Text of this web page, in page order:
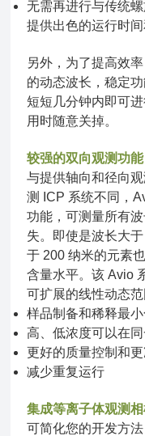
无需再进行与传统
提供出色的运行时
另外，为了提高效
的动态波长，稳定
短短几分钟内即可
用时随意关掉。
较强的双向观测功能
与提供轴向和径向
测 ICP 系统不同，
功能，可测量所有
失。即使是波长大
于 200 纳米的元素
含量水平。该 Avio
可扩展的线性动态范
样品制备和稀释最
高、低浓度可以在
更好的质量控制和
减少重复运行
集成等离子体观测
可简化您的开发方